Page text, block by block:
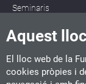
Aquest
El lloc web de la
cookies pròpies i
Seminaris